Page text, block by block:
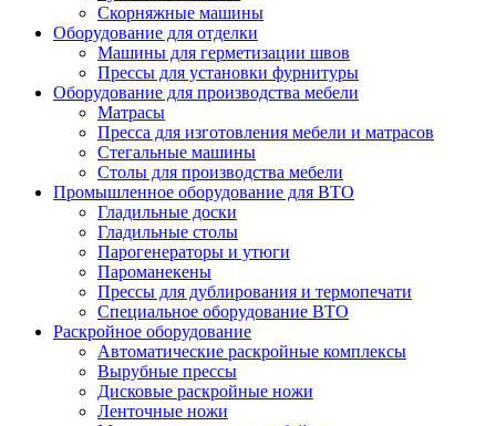
Скорняжные машины
Оборудование для отделки
Машины для герметизации швов
Прессы для установки фурнитуры
Оборудование для производства мебели
Матрасы
Пресса для изготовления мебели и матрасов
Стегальные машины
Столы для производства мебели
Промышленное оборудование для ВТО
Гладильные доски
Гладильные столы
Парогенераторы и утюги
Пароманекены
Прессы для дублирования и термопечати
Специальное оборудование ВТО
Раскройное оборудование
Автоматические раскройные комплексы
Вырубные прессы
Дисковые раскройные ножи
Ленточные ножи